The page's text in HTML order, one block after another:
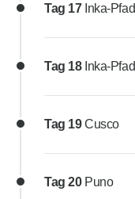
Tag 17 Inka-Pfad
Tag 18 Inka-Pfad
Tag 19Cusco
Tag 20 Puno